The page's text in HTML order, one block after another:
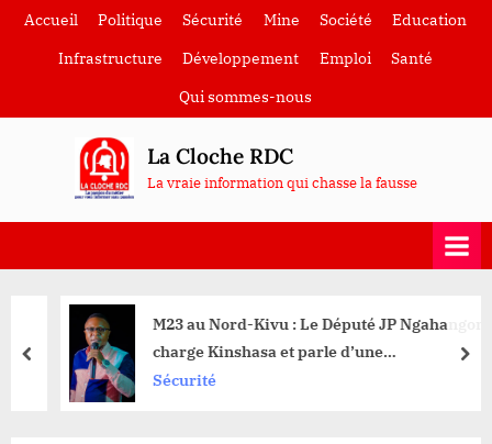
SkipAccueil Politique Sécurité Mine Société
Education
Infrastructure
Développement Emploi
Santé
Qui sommes-nous
La Cloche RDC
La vraie information qui chasse la fausse
M23 au Nord-Kivu : Le Député JP Ngahangondi
charge Kinshasa et parle d’une
« incompétence » excessive
Sécurité
prev